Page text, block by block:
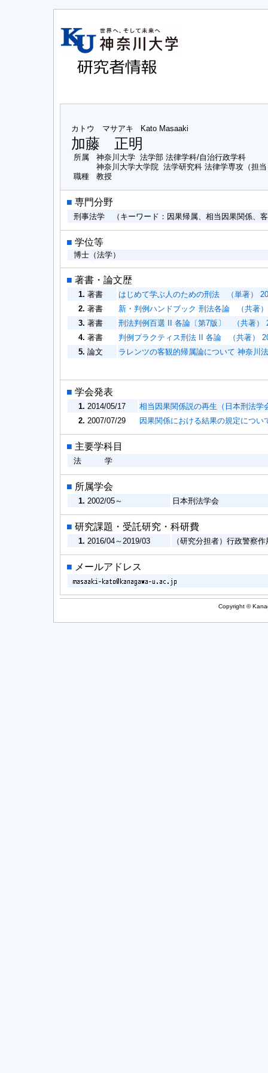
カトウ マサアキ Kato Masaaki
加藤 正明
所属
神奈川大学 法学部 法律学科/自治行政学科
神奈川大学大学院 法学研究科 法律学専攻（担
職種
教授
■ 専門分野
刑事法学 （キーワード：因果帰属、相当因果関係、
■ 学位等
博士（法学）
■ 著書・論文歴
1. 著書
はじめて学ぶ人のための刑法 （単著）
2. 著書
新・判例ハンドブック 刑法各論 （共著
3. 著書
刑法判例百選 II 各論〔第7版〕 （共著）
4. 著書
判例プラクティス刑法 II 各論 （共著）
5. 論文 ラレンツの客観的帰属論について 神奈川
■ 学会発表
1. 2014/05/17
相当因果関係説の再生（日本刑法学
2. 2007/07/29 因果関係における結果の規定につ
■ 主要学科目
法 学
■ 所属学会
1. 2002/05～ 日本刑法学会
■ 研究課題・受託研究・科研費
1. 2016/04～2019/03 （研究分担者）行政警察
■ メールアドレス
Copyright ©